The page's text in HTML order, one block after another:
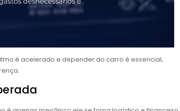
é acelerado e depender do carro é essencial,